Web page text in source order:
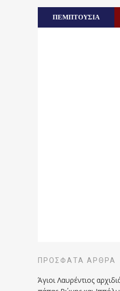
ΠΕΜΠΤΟΥΣΙΑ
ΠΡΌΣΦΑΤΑ ΆΡΘΡΑ
Άγιοι Λαυρέντιος